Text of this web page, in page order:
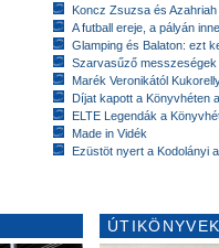
Koncz Zsuzsa és
A futball ereje, a pályán
Glamping és Balaton: ezt
Szarvasűző messzeségek
Marék Veronikától
Díjat kapott a Könyvhéten
ELTE Legendák a
Made in Vidék
Ezüstöt nyert a Kodolányi